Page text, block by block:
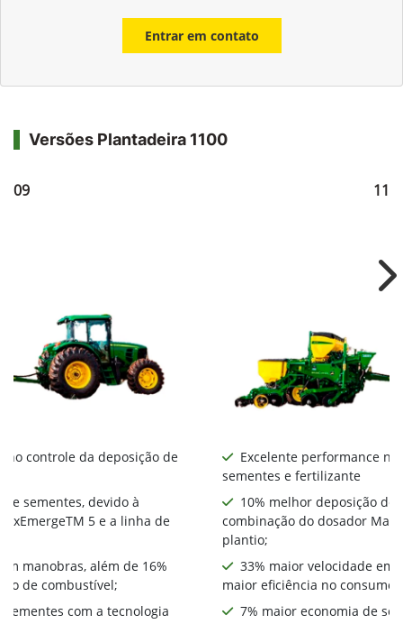
Entrar em contato
Versões Plantadeira 1100
no controle da deposição de
sementes, devido à
5 e a linha de
manobras, além de 16%
de combustível;
com a tecnologia
Excelente performance
sementes e fertilizante
10% melhor deposição de
combinação do dosador
plantio;
33% maior velocidade em
maior eficiência no consumo
7% maior economia de